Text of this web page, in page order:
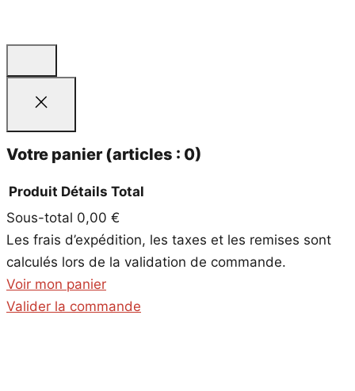
Votre panier (articles : 0)
Produits
dans
le
panier
Produit Détails Total
Sous-total 0,00 €
Les frais d’expédition, les taxes et les remises sont
calculés lors de la validation de commande.
Voir mon panier
Valider la commande